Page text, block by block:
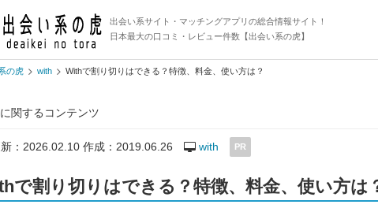
出会い系サイト・マッチングアプリの総合情報サイト！
日本最大の口コミ・レビュー件数【出会い系の虎】
の虎 with Withで割り切りはできる？特徴、料金、使い方は？
関するコンテンツ
：2026.02.10 作成：2019.06.26 with PR
で割り切りはできる？特徴、料金、使い方は